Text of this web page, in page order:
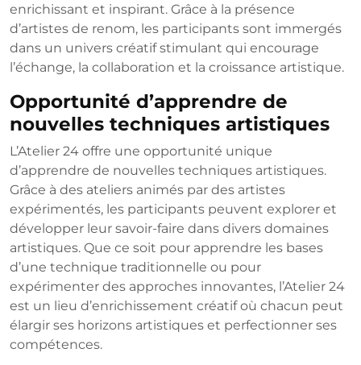
enrichissant et inspirant. Grâce à la présence
d’artistes de renom, les participants sont immergés
dans un univers créatif stimulant qui encourage
l’échange, la collaboration et la croissance artistique.
Opportunité d’apprendre de
nouvelles techniques artistiques
L’Atelier 24 offre une opportunité unique
d’apprendre de nouvelles techniques artistiques.
Grâce à des ateliers animés par des artistes
expérimentés, les participants peuvent explorer et
développer leur savoir-faire dans divers domaines
artistiques. Que ce soit pour apprendre les bases
d’une technique traditionnelle ou pour
expérimenter des approches innovantes, l’Atelier 24
est un lieu d’enrichissement créatif où chacun peut
élargir ses horizons artistiques et perfectionner ses
compétences.